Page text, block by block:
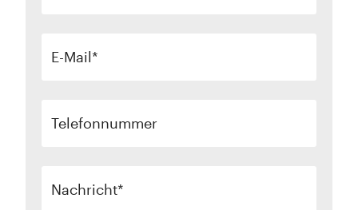
E-Mail
Telefonnummer
Nachricht